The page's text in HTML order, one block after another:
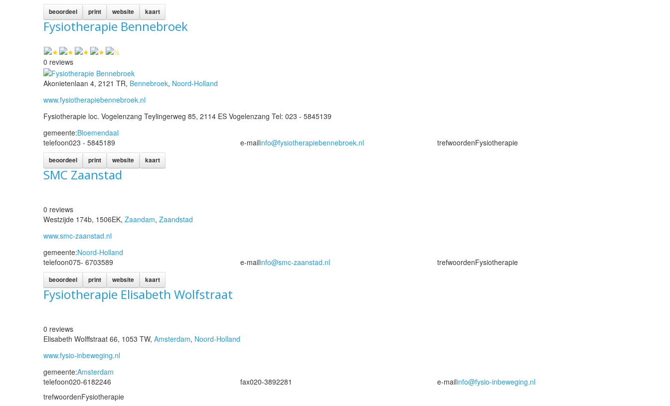
beoordeel print website kaart
Fysiotherapie Bennebroek
0 reviews
Akonietenlaan 4, 2121 TR, Bennebroek, Noord-Holland
www.fysiotherapiebennebroek.nl
Fysiotherapie loc. Vogelenzang Teylingerweg 85, 2114 ES Vogelenzang Tel: 023 - 5845139
gemeente:Bloemendaal
telefoon023 - 5845189 e-mailinfo@fysiotherapiebennebroek.nl trefwoordenFysiotherapie
beoordeel print website kaart
SMC Zaanstad
0 reviews
Westzijde 174b, 1506EK, Zaandam, Zaandstad
www.smc-zaanstad.nl
gemeente:Noord-Holland
telefoon075- 6703589 e-mailinfo@smc-zaanstad.nl trefwoordenFysiotherapie
beoordeel print website kaart
Fysiotherapie Elisabeth Wolfstraat
0 reviews
Elisabeth Wolffstraat 66, 1053 TW, Amsterdam, Noord-Holland
www.fysio-inbeweging.nl
gemeente:Amsterdam
telefoon020-6182246 fax020-3892281 e-mailinfo@fysio-inbeweging.nl
trefwoordenFysiotherapie